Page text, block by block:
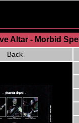
Altar - Morbid Spell
Back